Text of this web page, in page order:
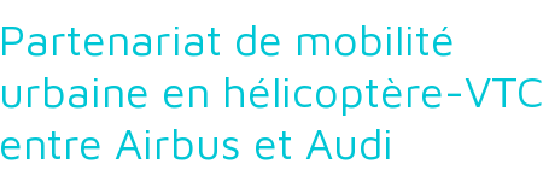
Partenariat de mobilité
urbaine en hélicoptère-VTC
entre Airbus et Audi